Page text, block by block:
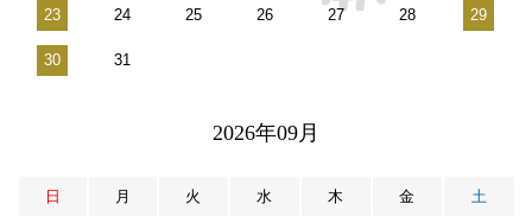
23 24 25 26 27 28 29
30 31
2026年09月
日 月 火 水 木 金 土